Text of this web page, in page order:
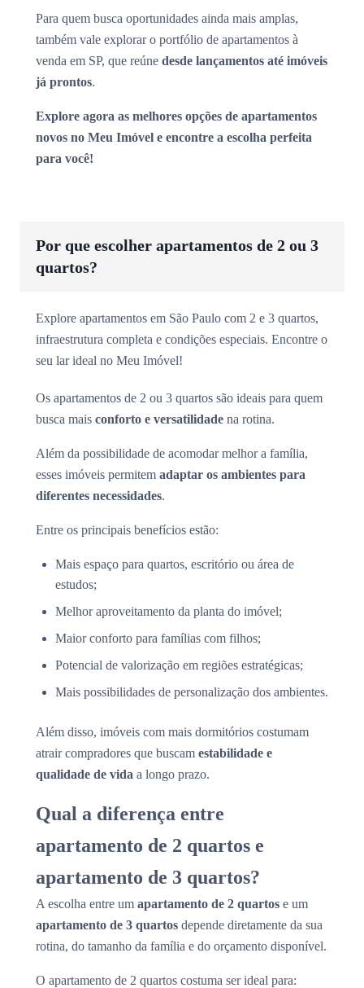
Para quem busca oportunidades ainda mais amplas,
também vale explorar o portfólio de apartamentos à
venda em SP, que reúne desde lançamentos até imóveis
já prontos.
Explore agora as melhores opções de apartamentos
novos no Meu Imóvel e encontre a escolha perfeita
para você!
Por que escolher apartamentos de 2 ou 3
quartos?
Explore apartamentos em São Paulo com 2 e 3 quartos,
infraestrutura completa e condições especiais. Encontre o
seu lar ideal no Meu Imóvel!
Os apartamentos de 2 ou 3 quartos são ideais para quem
busca mais conforto e versatilidade na rotina.
Além da possibilidade de acomodar melhor a família,
esses imóveis permitem adaptar os ambientes para
diferentes necessidades.
Entre os principais benefícios estão:
Mais espaço para quartos, escritório ou área de
estudos;
Melhor aproveitamento da planta do imóvel;
Maior conforto para famílias com filhos;
Potencial de valorização em regiões estratégicas;
Mais possibilidades de personalização dos ambientes.
Além disso, imóveis com mais dormitórios costumam
atrair compradores que buscam estabilidade e
qualidade de vida a longo prazo.
Qual a diferença entre
apartamento de 2 quartos e
apartamento de 3 quartos?
A escolha entre um apartamento de 2 quartos e um
apartamento de 3 quartos depende diretamente da sua
rotina, do tamanho da família e do orçamento disponível.
O apartamento de 2 quartos costuma ser ideal para: